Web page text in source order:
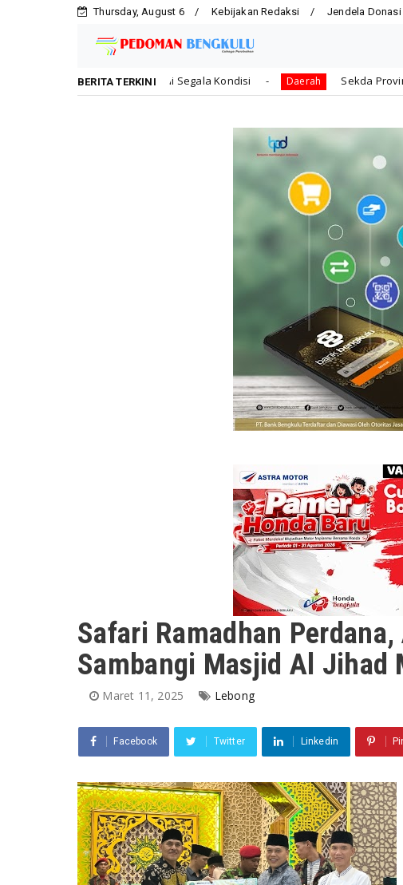
Thursday, August 6 Kebijakan Redaksi Jendela Donasi
BERITA TERKINI
Maksimal di Segala Kondisi Daerah Sekda Provinsi Herwan Antoni
Safari Ramadhan
Sambangi Masjid Al Jihad
Maret 11, 2025 Lebong
Facebook Twitter Linkedin